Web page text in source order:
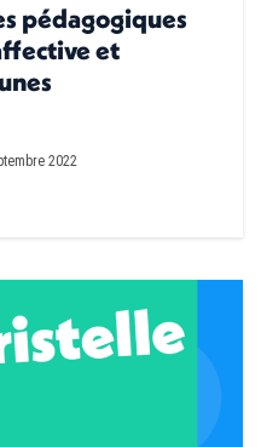
pédagogiques
et
2022